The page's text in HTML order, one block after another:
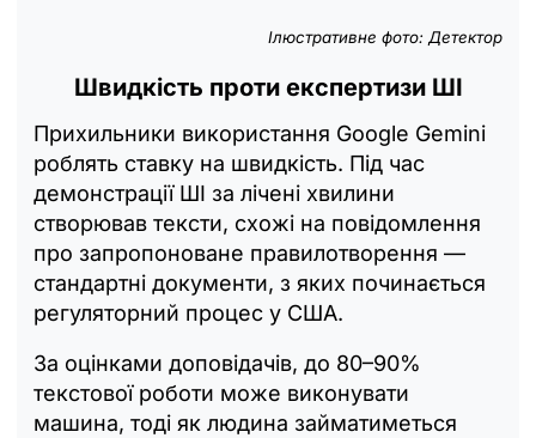
Ілюстративне фото: Детектор
Швидкість проти експертизи ШІ
Прихильники використання Google Gemini
роблять ставку на швидкість. Під час
демонстрації ШІ за лічені хвилини
створював тексти, схожі на повідомлення
про запропоноване правилотворення —
стандартні документи, з яких починається
регуляторний процес у США.
За оцінками доповідачів, до 80–90%
текстової роботи може виконувати
машина, тоді як людина займатиметься